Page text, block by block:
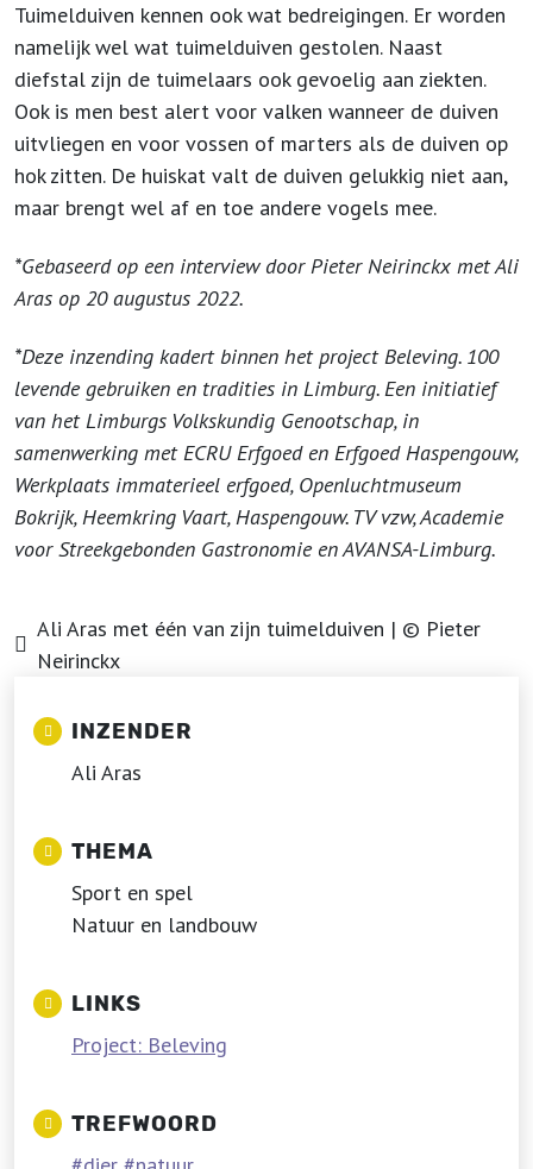
Tuimelduiven kennen ook wat bedreigingen. Er worden
namelijk wel wat tuimelduiven gestolen. Naast
diefstal zijn de tuimelaars ook gevoelig aan ziekten.
Ook is men best alert voor valken wanneer de duiven
uitvliegen en voor vossen of marters als de duiven op
hok zitten. De huiskat valt de duiven gelukkig niet aan,
maar brengt wel af en toe andere vogels mee.
*Gebaseerd op een interview door Pieter Neirinckx met Ali
Aras op 20 augustus 2022.
*Deze inzending kadert binnen het project Beleving. 100
levende gebruiken en tradities in Limburg. Een initiatief
van het Limburgs Volkskundig Genootschap, in
samenwerking met ECRU Erfgoed en Erfgoed Haspengouw,
Werkplaats immaterieel erfgoed, Openluchtmuseum
Bokrijk, Heemkring Vaart, Haspengouw. TV vzw, Academie
voor Streekgebonden Gastronomie en AVANSA-Limburg.
Ali Aras met één van zijn tuimelduiven | © Pieter
Neirinckx
INZENDER
Ali Aras
THEMA
Sport en spel
Natuur en landbouw
LINKS
Project: Beleving
TREFWOORD